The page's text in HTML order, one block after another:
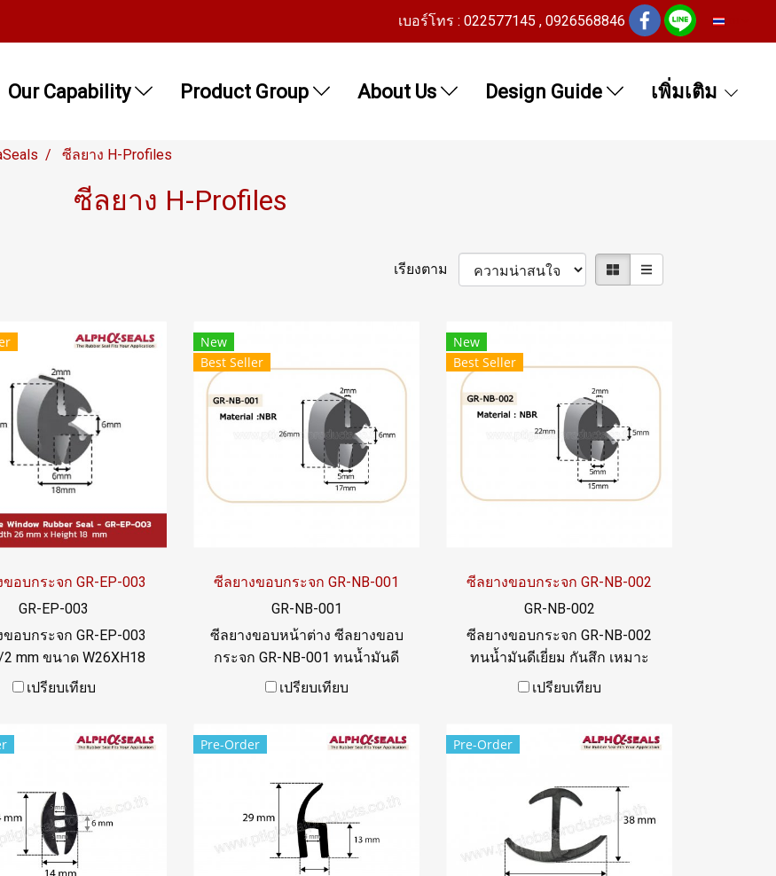
เบอร์โทร : 022577145 , 0926568846
Our Capability Product Group About Us Design Guide เพิ่มเติม
ซีลยาง H-Profiles
ซีลยาง H-Profiles
เรียงตาม
อบกระจก GR-EP-003
GR-EP-003
อบกระจก GR-EP-003
2 mm ขนาด W26XH18
สภาพแวดล้อมการใช้าน
@ptiglobal
เปรียบเทียบ
New
Best Seller
ซีลยางขอบกระจก GR-NB-001
GR-NB-001
ซีลยางขอบหน้าต่าง ซีลยางขอบ
กระจก GR-NB-001 ทนน้ำมันดี
เยี่ยม ทนการสึกหรอ เหมาะ
Tel:0926568846
เปรียบเทียบ
New
Best Seller
ซีลยางขอบกระจก GR-NB-002
GR-NB-002
ซีลยางขอบกระจก GR-NB-002
ทนน้ำมันดีเยี่ยม กันสึก เหมาะ
สำหรับการใช้งานซีลขอบกระจก
เปรียบเทียบ
Pre-Order Pre-Order